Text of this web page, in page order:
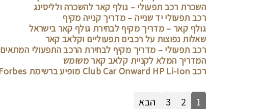
השכרת רכב תפעולי – גולף קאר להשכרה ולליסינג
רכב תפעולי יד שנייה – מדריך קנייה מקיף
גולף קאר – מדריך מקיף לבחירת גולף קאר בישראל
שאלות נפוצות על רכבים תפעוליים וקלאב קאר
רכב תפעולי – מדריך מקיף לבחירת הרכב התפעולי המתאים
המדריך המלא לקניית קלאב קאר משומש
רכב Club Car Onward HP Li-Ion מופיע ברשימת Forbes של רכבי הגולף היוקרתיים המובילים
1
2
3 הבא